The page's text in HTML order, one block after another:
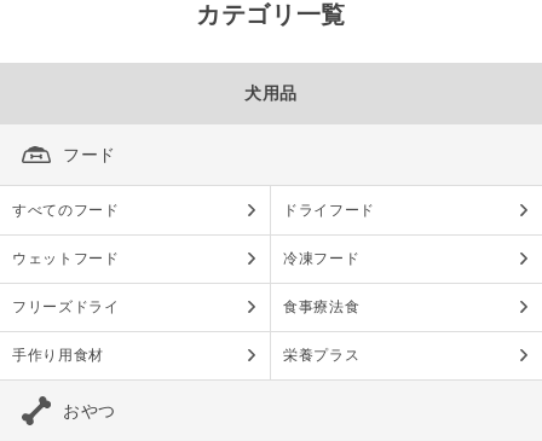
カテゴリ一覧
犬用品
フード
すべてのフード ドライフード
ウェットフード 冷凍フード
フリーズドライ 食事療法食
手作り用食材 栄養プラス
おやつ